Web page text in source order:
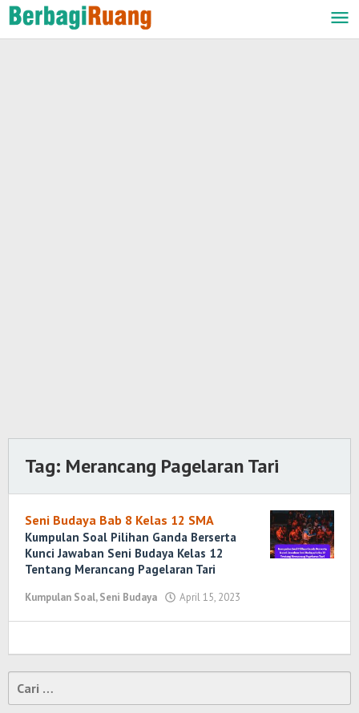
Lewati
ke
Tag: Merancang Pagelaran Tari
Seni Budaya Bab 8 Kelas 12 SMA
Kumpulan Soal Pilihan Ganda Berserta
Kunci Jawaban Seni Budaya Kelas 12
Tentang Merancang Pagelaran Tari
Kumpulan Soal,Seni Budaya April 15, 2023
Cari
untuk: